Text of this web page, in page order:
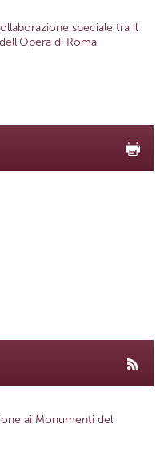
speciale tra il
di Roma
ai Monumenti del